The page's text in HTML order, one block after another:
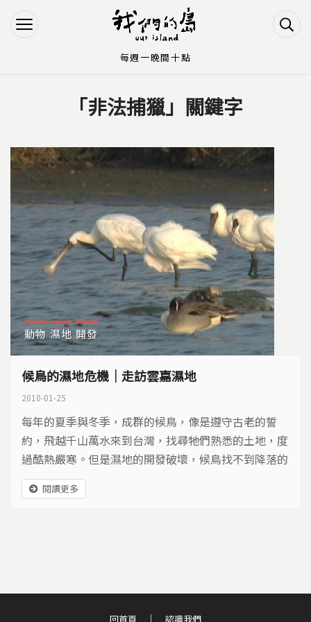
Jump to Navigation
Jump to Main content
「非法捕獵」關鍵字
動物 濕地 開發
候鳥的濕地危機｜走訪雲嘉濕地
2010-01-25
每年的夏季與冬季，成群的候鳥，像是遵守古老的誓
約，飛越千山萬水來到台灣，找尋牠們熟悉的土地，度
過酷熱嚴寒。但是濕地的開發破壞，候鳥找不到降落的
生態樂園，遷徙變成千驚萬險的搏命旅程…
閱讀更多
回首頁 認識我們
每週一晚間十點